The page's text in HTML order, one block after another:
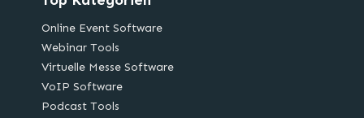
Online Event Software
Webinar Tools
Virtuelle Messe Software
VoIP Software
Podcast Tools